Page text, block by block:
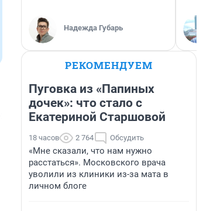
Надежда Губарь
РЕКОМЕНДУЕМ
Пуговка из «Папиных
дочек»: что стало с
Екатериной Старшовой
18 часов 2 764 Обсудить
«Мне сказали, что нам нужно
расстаться». Московского врача
уволили из клиники из-за мата в
личном блоге